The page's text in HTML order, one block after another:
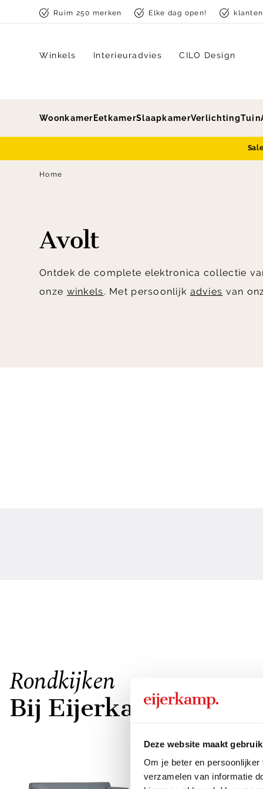
Deze website maakt
Om je beter en
verzamelen van informatie
Skip to contentRuim 250 merken Elke dag open!
Winkels Interieuradvies CILO Design
Woonkamer EetkamerSlaapkamerVerlichtingTuin
Home
Avolt
Ontdek de complete elektronica collectie
onze winkels. Met persoonlijk advies van
Rondkijken
Bij Eijerkamp